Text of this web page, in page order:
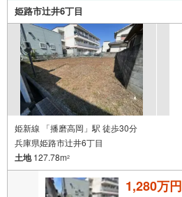
姫路市辻井6丁目
姫新線 「播磨高岡」駅 徒歩30分
兵庫県姫路市辻井6丁目
土地127.78m2
1,280万円